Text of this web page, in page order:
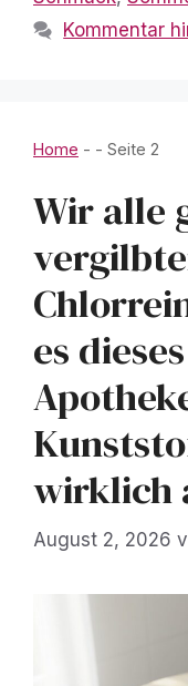
Kommentar
Home - - Seite 2
Wir alle
es
wirklich
August 2, 2026